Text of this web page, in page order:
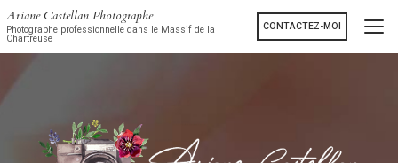
au
contenu
Ariane Castellan Photographe
Photographe professionnelle dans le Massif de la
Chartreuse
CONTACTEZ-MOI